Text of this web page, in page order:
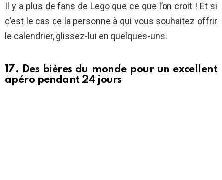
Il y a plus de fans de Lego que ce que l’on croit ! Et si
c’est le cas de la personne à qui vous souhaitez offrir
le calendrier, glissez-lui en quelques-uns.
17. Des bières du monde pour un excellent
apéro pendant 24 jours